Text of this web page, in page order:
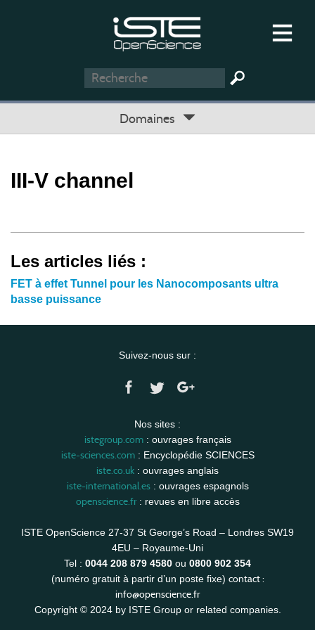
Domaines
III-V channel
Les articles liés :
FET à effet Tunnel pour les Nanocomposants ultra
basse puissance
Suivez-nous sur :
Nos sites :
istegroup.com: ouvrages français
iste-sciences.com: Encyclopédie SCIENCES
iste.co.uk : ouvrages anglais
iste-international.es: ouvrages espagnols
openscience.fr: revues en libre accès
ISTE OpenScience 27-37 St George’s Road – Londres SW19
4EU – Royaume-Uni
Tel : 0044 208 879 4580 ou 0800 902 354
(numéro gratuit à partir d’un poste fixe) contact :
info@openscience.fr
Copyright © 2024 by ISTE Group or related companies.